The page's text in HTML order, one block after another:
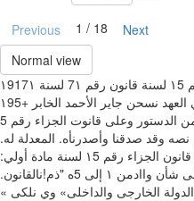
Previous 1 / 18
Next
Normal view
‫قانون رقم ‏‪ 7١‬لسنة ‏‪١917١‬‬ ‫بتعديل بعض أحكام قانون الجزاء رقم ‏‪ ١5‬لسنة
‏‪١95+‬‬ ‫نائب أمير الكويت وولي العهد‬ ‫نسحن جاير الأحمد الخابر‬ ‫‪ -‬بعد الأطلاع
على المواد‬ ‫ا من الدستور وعلى قانوت الجزاء رقم ‪5‬‬ ‫ا‬ ‫لسنة ‏‪ ١95٠‬والقوانين
المعدلة له‪.‬‬ ‫وافق مجلس‬ ‫الأمة على القانون الآتي نصه وقد صدقنا وأصدرنأه‪.‬‬
‫مادة أولي‪:‬‬ ‫‪ 5 ١‬حكام المواد من ؟‪4‬إلى ‏‪ ١٠١8‬من قانون الجزاء رقم ‏‪ ١5‬لسنة
‏‪»143٠‬فى شأن‬ ‫واادمن ‏‪ ١‬إلى ‪5‬ه "ذم!نالقانون‪.‬‬ ‫منه‬ ‫اعالض ع‬ ‫بست‬ ‫جرائم أمن
الدولة الخارجى والداخلى» وي‬ ‫نلكى »‬ ‫‪0‬‬ ‫أ‪ -‬كل من ارتكب عمدا فعلا يؤدي إلى